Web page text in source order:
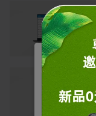
戴尔使用不
某些网站功